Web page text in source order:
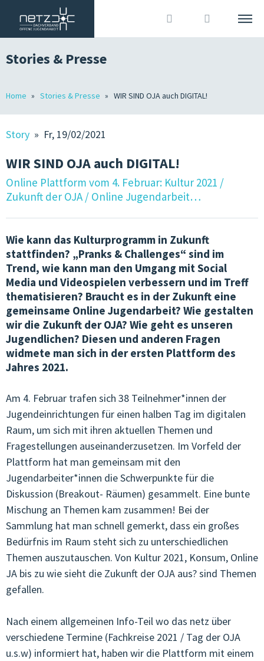
? Anmelden
DEUTSCH ITALIANO
WIR SIND
MITGLIEDER
OJA IN SÜDTIROL
JOBS IN DER OJA
TERMINE & KURSE
VEREINSWESEN & KOMMUNIKATION
ÖFFENTLICHKEITSARBEIT
JOBS IN DER OJA
TERMINE & KURSE
VERNETZUNG & BEGLEITUNG
QUALITÄT & ENTWICKLUNG
JUNGE KULTUR & MUSIK
JUNGES EUROPA & MEHRSPRACHIGKEIT
GENDER & SEXUALPÄDAGOGIK
ARBEITSKREISE
JUGENDCOACHINGGIOVANI
ARTIKEL & STORIES
KONTAKT
Stories & Presse
Home Stories & Presse WIR SIND OJA auch DIGITAL!
Story » Fr, 19/02/2021
WIR SIND OJA auch DIGITAL!
Online Plattform vom 4. Februar: Kultur 2021 /
Zukunft der OJA / Online Jugendarbeit…
Wie kann das Kulturprogramm in Zukunft
stattfinden? „Pranks & Challenges“ sind im
Trend, wie kann man den Umgang mit Social
Media und Videospielen verbessern und im Treff
thematisieren? Braucht es in der Zukunft eine
gemeinsame Online Jugendarbeit? Wie gestalten
wir die Zukunft der OJA? Wie geht es unseren
Jugendlichen? Diesen und anderen Fragen
widmete man sich in der ersten Plattform des
Jahres 2021.
Am 4. Februar trafen sich 38 Teilnehmer*innen der
Jugendeinrichtungen für einen halben Tag im digitalen
Raum, um sich mit ihren aktuellen Themen und
Fragestellungen auseinanderzusetzen. Im Vorfeld der
Plattform hat man gemeinsam mit den
Jugendarbeiter*innen die Schwerpunkte für die
Diskussion (Breakout- Räumen) gesammelt. Eine bunte
Mischung an Themen kam zusammen! Bei der
Sammlung hat man schnell gemerkt, dass ein großes
Bedürfnis im Raum steht sich zu unterschiedlichen
Themen auszutauschen. Von Kultur 2021, Konsum, Online
JA bis zu wie sieht die Zukunft der OJA aus? sind Themen
gefallen.
Nach einem allgemeinen Info-Teil wo das netz über
verschiedene Termine (Fachkreise 2021 / Tag der OJA
u.s.w) informiert hat, haben wir die Plattform mit einem